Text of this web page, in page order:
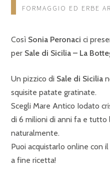
FORMAGGIO ED ERBE
Così Sonia Peronaci ci
per Sale di Sicilia – La
Un pizzico di Sale di Sicilia
squisite patate gratinate.
Scegli Mare Antico Iodato
di 6 milioni di anni fa e tutto
naturalmente.
Puoi acquistarlo online con
a fine ricetta!